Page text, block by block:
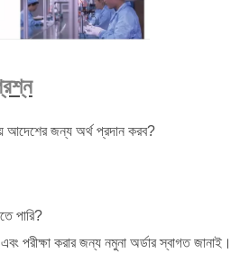
আদেশের জন্য অর্থ প্রদান করব?
পারি?
পরীক্ষা করার জন্য নমুনা অর্ডার স্বাগত জানাই।